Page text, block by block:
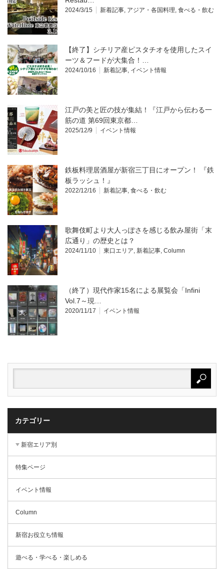
2024/3/15 新着記事, アジア・各国料理, 食べる・飲む
【終了】シチリア産ピスタチオを使用したスイ
ーツ＆フードが大集合！…
2024/10/16 新着記事, イベント情報
江戸の美と匠の技が集結！『江戸から伝わる一
筋の道 第69回東京都…
2025/12/9 イベント情報
鉄板料理居酒屋が新宿三丁目にオープン！ 『鉄
板ラッシュ！』
2022/12/16 新着記事, 食べる・飲む
歌舞伎町より大人っぽさを感じる飲み屋街「末
広通り」の歴史とは？
2024/11/10 東口エリア, 新着記事, Column
（終了）現代作家15名による展覧会「Infini
Vol.7～現…
2020/11/17 イベント情報
カテゴリー
新宿エリア別
特集ページ
イベント情報
Column
新宿お役立ち情報
遊べる・学べる・楽しめる